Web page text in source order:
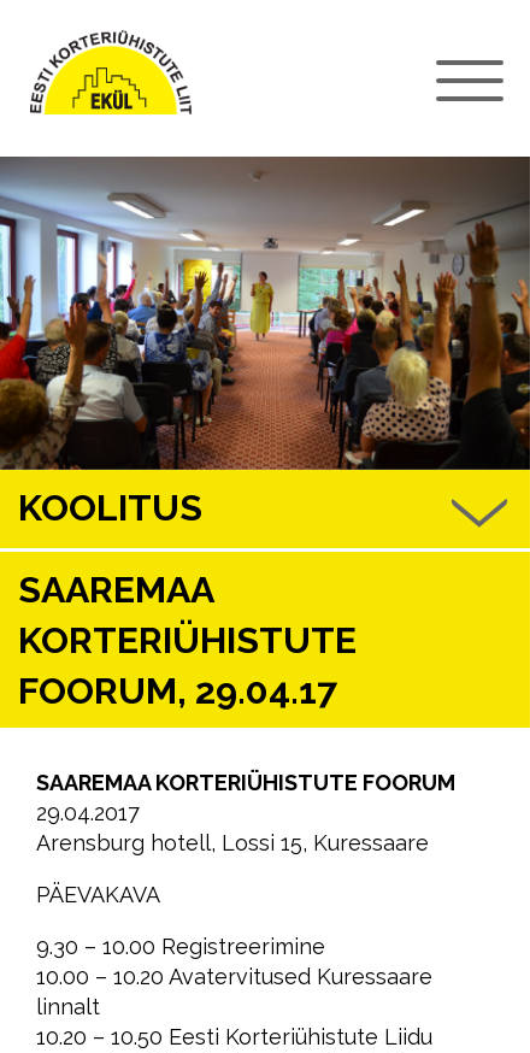
KOOLITUS
SAAREMAA
KORTERIÜHISTUTE
FOORUM, 29.04.17
SAAREMAA KORTERIÜHISTUTE FOORUM
29.04.2017
Arensburg hotell, Lossi 15, Kuressaare
PÄEVAKAVA
9.30 – 10.00 Registreerimine
10.00 – 10.20 Avatervitused Kuressaare
linnalt
10.20 – 10.50 Eesti Korteriühistute Liidu